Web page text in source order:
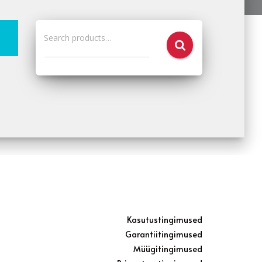
Search products…
Kasutustingimused
Garantiitingimused
Müügitingimused